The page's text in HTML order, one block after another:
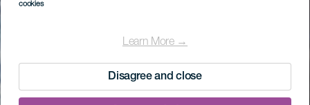
cookies
Learn More →
Disagree and close